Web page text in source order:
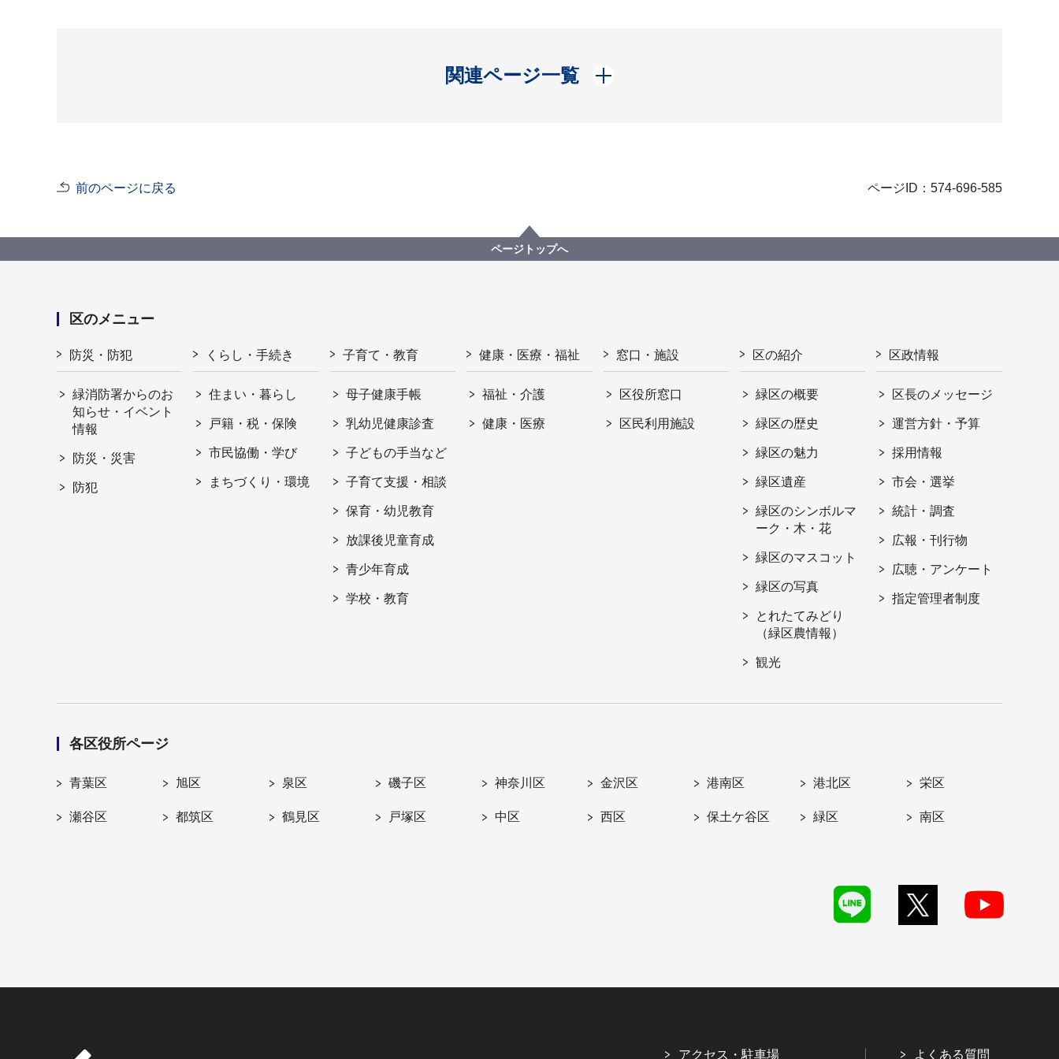
関連ページ一覧
開く
前のページに戻る ページID：574-696-585
ページトップへ
区のメニュー
防災・防犯
緑消防署からのお
知らせ・イベント
情報
防災・災害
防犯
くらし・手続き
住まい・暮らし
戸籍・税・保険
市民協働・学び
まちづくり・環境
子育て・教育
母子健康手帳
乳幼児健康診査
子どもの手当など
子育て支援・相談
保育・幼児教育
放課後児童育成
青少年育成
学校・教育
健康・医療・福祉
福祉・介護
健康・医療
窓口・施設
区役所窓口
区民利用施設
区の紹介
緑区の概要
緑区の歴史
緑区の魅力
緑区遺産
緑区のシンボルマ
ーク・木・花
緑区のマスコット
緑区の写真
とれたてみどり
（緑区農情報）
観光
区政情報
区長のメッセージ
運営方針・予算
採用情報
市会・選挙
統計・調査
広報・刊行物
広聴・アンケート
指定管理者制度
各区役所ページ
青葉区 旭区 泉区 磯子区 神奈川区 金沢区 港南区 港北区 栄区
瀬谷区 都筑区 鶴見区 戸塚区 中区 西区 保土ケ谷区 緑区 南区
アクセス・駐車場 よくある質問